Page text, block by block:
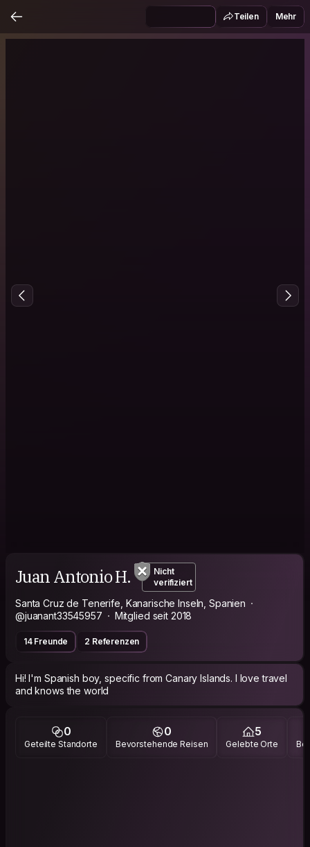
Teilen Mehr
Juan Antonio H.
Nicht
verifiziert
Santa Cruz de Tenerife, Kanarische Inseln, Spanien
@juanant33545957
Mitglied seit 2018
14 Freunde 2 Referenzen
Hi! I'm Spanish boy, specific from Canary Islands. I love travel
and knows the world
0
Geteilte Standorte
0
Bevorstehende Reisen
5
Gelebte Orte